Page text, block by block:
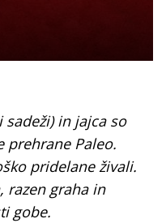
in jajca so
prehrane Paleo.
pridelane živali.
razen graha in
gobe.